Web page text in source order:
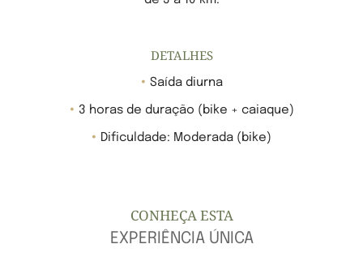
DETALHES
Saída diurna
3 horas de duração (bike + caiaque)
Dificuldade: Moderada (bike)
CONHEÇA ESTA
EXPERIÊNCIA ÚNICA